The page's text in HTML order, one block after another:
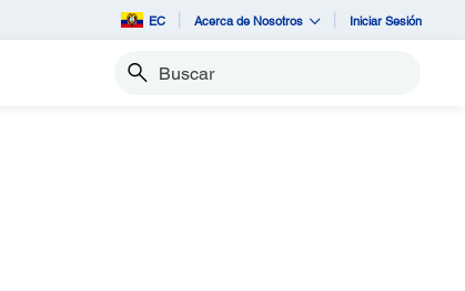
EC Acerca de Nosotros Iniciar Sesión
Buscar